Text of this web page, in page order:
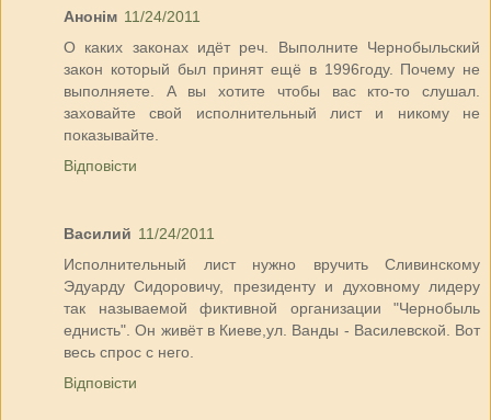
Анонім 11/24/2011
О каких законах идёт реч. Выполните Чернобыльский
закон который был принят ещё в 1996году. Почему не
выполняете. А вы хотите чтобы вас кто-то слушал.
заховайте свой исполнительный лист и никому не
показывайте.
Відповісти
Василий 11/24/2011
Исполнительный лист нужно вручить Сливинскому
Эдуарду Сидоровичу, президенту и духовному лидеру
так называемой фиктивной организации "Чернобыль
еднисть". Он живёт в Киеве,ул. Ванды - Василевской. Вот
весь спрос с него.
Відповісти